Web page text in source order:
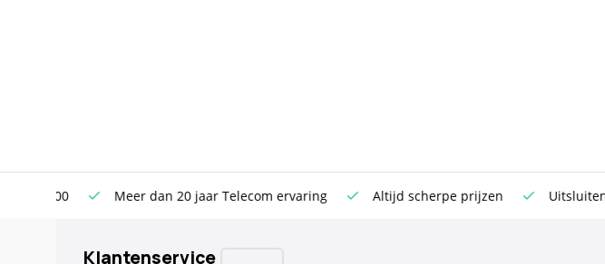
Meer dan 20 jaar Telecom ervaring Altijd scherpe prijzen Uitsluitend
Klantenservice